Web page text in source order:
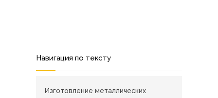
Навигация по тексту
Изготовление металлических